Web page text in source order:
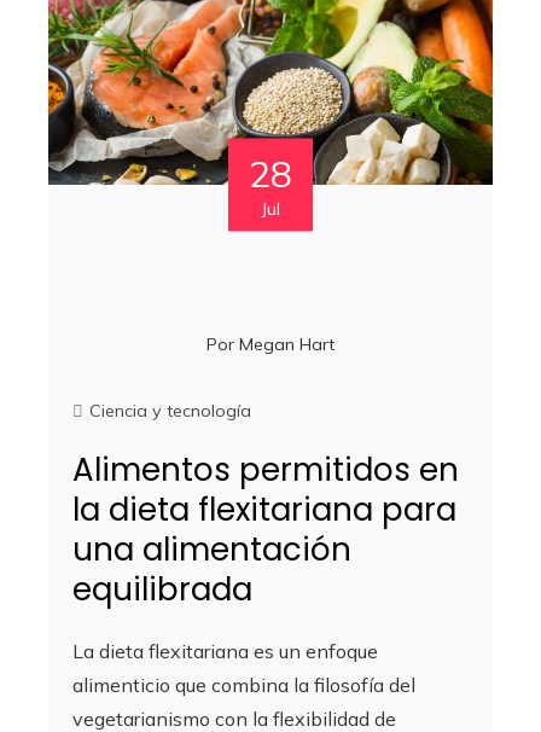
28
Jul
Por Megan Hart
Ciencia y tecnología
Alimentos permitidos en
la dieta flexitariana para
una alimentación
equilibrada
La dieta flexitariana es un enfoque
alimenticio que combina la filosofía del
vegetarianismo con la flexibilidad de